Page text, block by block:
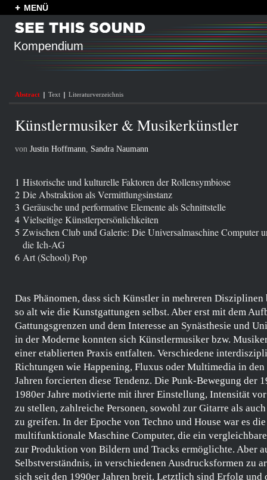
MENÜ
Kompendium
Abstract Text Literaturverzeichnis
Künstlermusiker & Musikerkünstler
von Justin Hoffmann, Sandra Naumann
1 Historische und kulturelle Faktoren der Rollensymbiose
2 Die Abstraktion als Vermittlungsinstanz
3 Geräusche und performative Elemente als Schnittstelle
4 Vielseitige Künstlerpersönlichkeiten
5 Zwischen Club und Galerie: Die Universalmaschine Computer
die Ich-AG
6 Art (School) Pop
Das Phänomen, dass sich Künstler in mehreren Disziplinen
so alt wie die Kunstgattungen selbst. Aber erst mit dem
Gattungsgrenzen und dem Interesse an Synästhesie und
in der Moderne konnten sich Künstlermusiker bzw.
einer etablierten Praxis entfalten. Verschiedene
Richtungen wie Happening, Fluxus oder Multimedia in den
Jahren forcierten diese Tendenz. Die Punk-Bewegung der
1980er Jahre motivierte mit ihrer Einstellung, Intensität
zu stellen, zahlreiche Personen, sowohl zur Gitarre als
zu greifen. In der Epoche von Techno und House war es die
multifunktionale Maschine Computer, die ein
zur Produktion von Bildern und Tracks ermöglichte. Aber
Selbstverständnis, in verschiedenen Ausdrucksformen zu
sich seit den 1990er Jahren breit. Letztlich sind Erfolg und